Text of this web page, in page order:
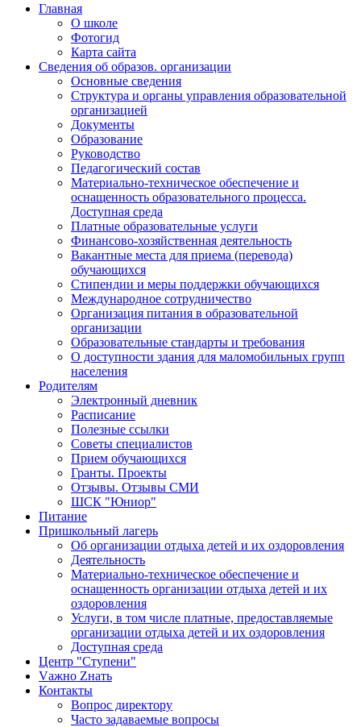
Главная
О школе
Фотогид
Карта сайта
Сведения об образов. организации
Основные сведения
Структура и органы управления образовательной
организацией
Документы
Образование
Руководство
Педагогический состав
Материально-техническое обеспечение и
оснащенность образовательного процесса.
Доступная среда
Платные образовательные услуги
Финансово-хозяйственная деятельность
Вакантные места для приема (перевода)
обучающихся
Стипендии и меры поддержки обучающихся
Международное сотрудничество
Организация питания в образовательной
организации
Образовательные стандарты и требования
О доступности здания для маломобильных групп
населения
Родителям
Электронный дневник
Расписание
Полезные ссылки
Советы специалистов
Прием обучающихся
Гранты. Проекты
Отзывы. Отзывы СМИ
ШСК "Юниор"
Питание
Пришкольный лагерь
Об организации отдыха детей и их оздоровления
Деятельность
Материально-техническое обеспечение и
оснащенность организации отдыха детей и их
оздоровления
Услуги, в том числе платные, предоставляемые
организации отдыха детей и их оздоровления
Доступная среда
Центр "Ступени"
Vажно Zнать
Контакты
Вопрос директору
Часто задаваемые вопросы